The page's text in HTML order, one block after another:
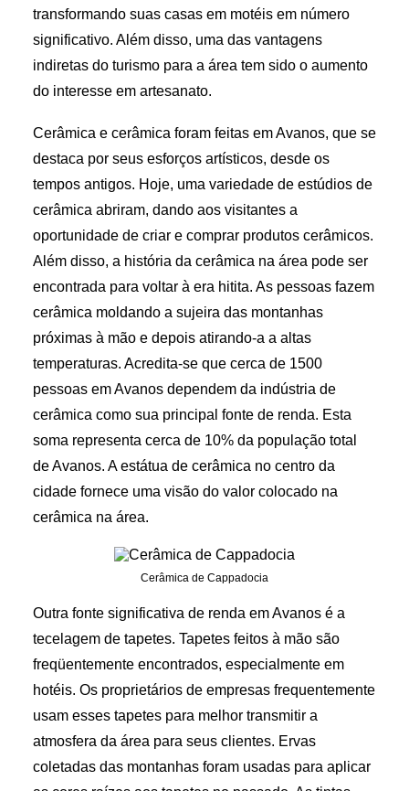
transformando suas casas em motéis em número
significativo. Além disso, uma das vantagens
indiretas do turismo para a área tem sido o aumento
do interesse em artesanato.
Cerâmica e cerâmica foram feitas em Avanos, que se
destaca por seus esforços artísticos, desde os
tempos antigos. Hoje, uma variedade de estúdios de
cerâmica abriram, dando aos visitantes a
oportunidade de criar e comprar produtos cerâmicos.
Além disso, a história da cerâmica na área pode ser
encontrada para voltar à era hitita. As pessoas fazem
cerâmica moldando a sujeira das montanhas
próximas à mão e depois atirando-a a altas
temperaturas. Acredita-se que cerca de 1500
pessoas em Avanos dependem da indústria de
cerâmica como sua principal fonte de renda. Esta
soma representa cerca de 10% da população total
de Avanos. A estátua de cerâmica no centro da
cidade fornece uma visão do valor colocado na
cerâmica na área.
Cerâmica de Cappadocia
Outra fonte significativa de renda em Avanos é a
tecelagem de tapetes. Tapetes feitos à mão são
freqüentemente encontrados, especialmente em
hotéis. Os proprietários de empresas frequentemente
usam esses tapetes para melhor transmitir a
atmosfera da área para seus clientes. Ervas
coletadas das montanhas foram usadas para aplicar